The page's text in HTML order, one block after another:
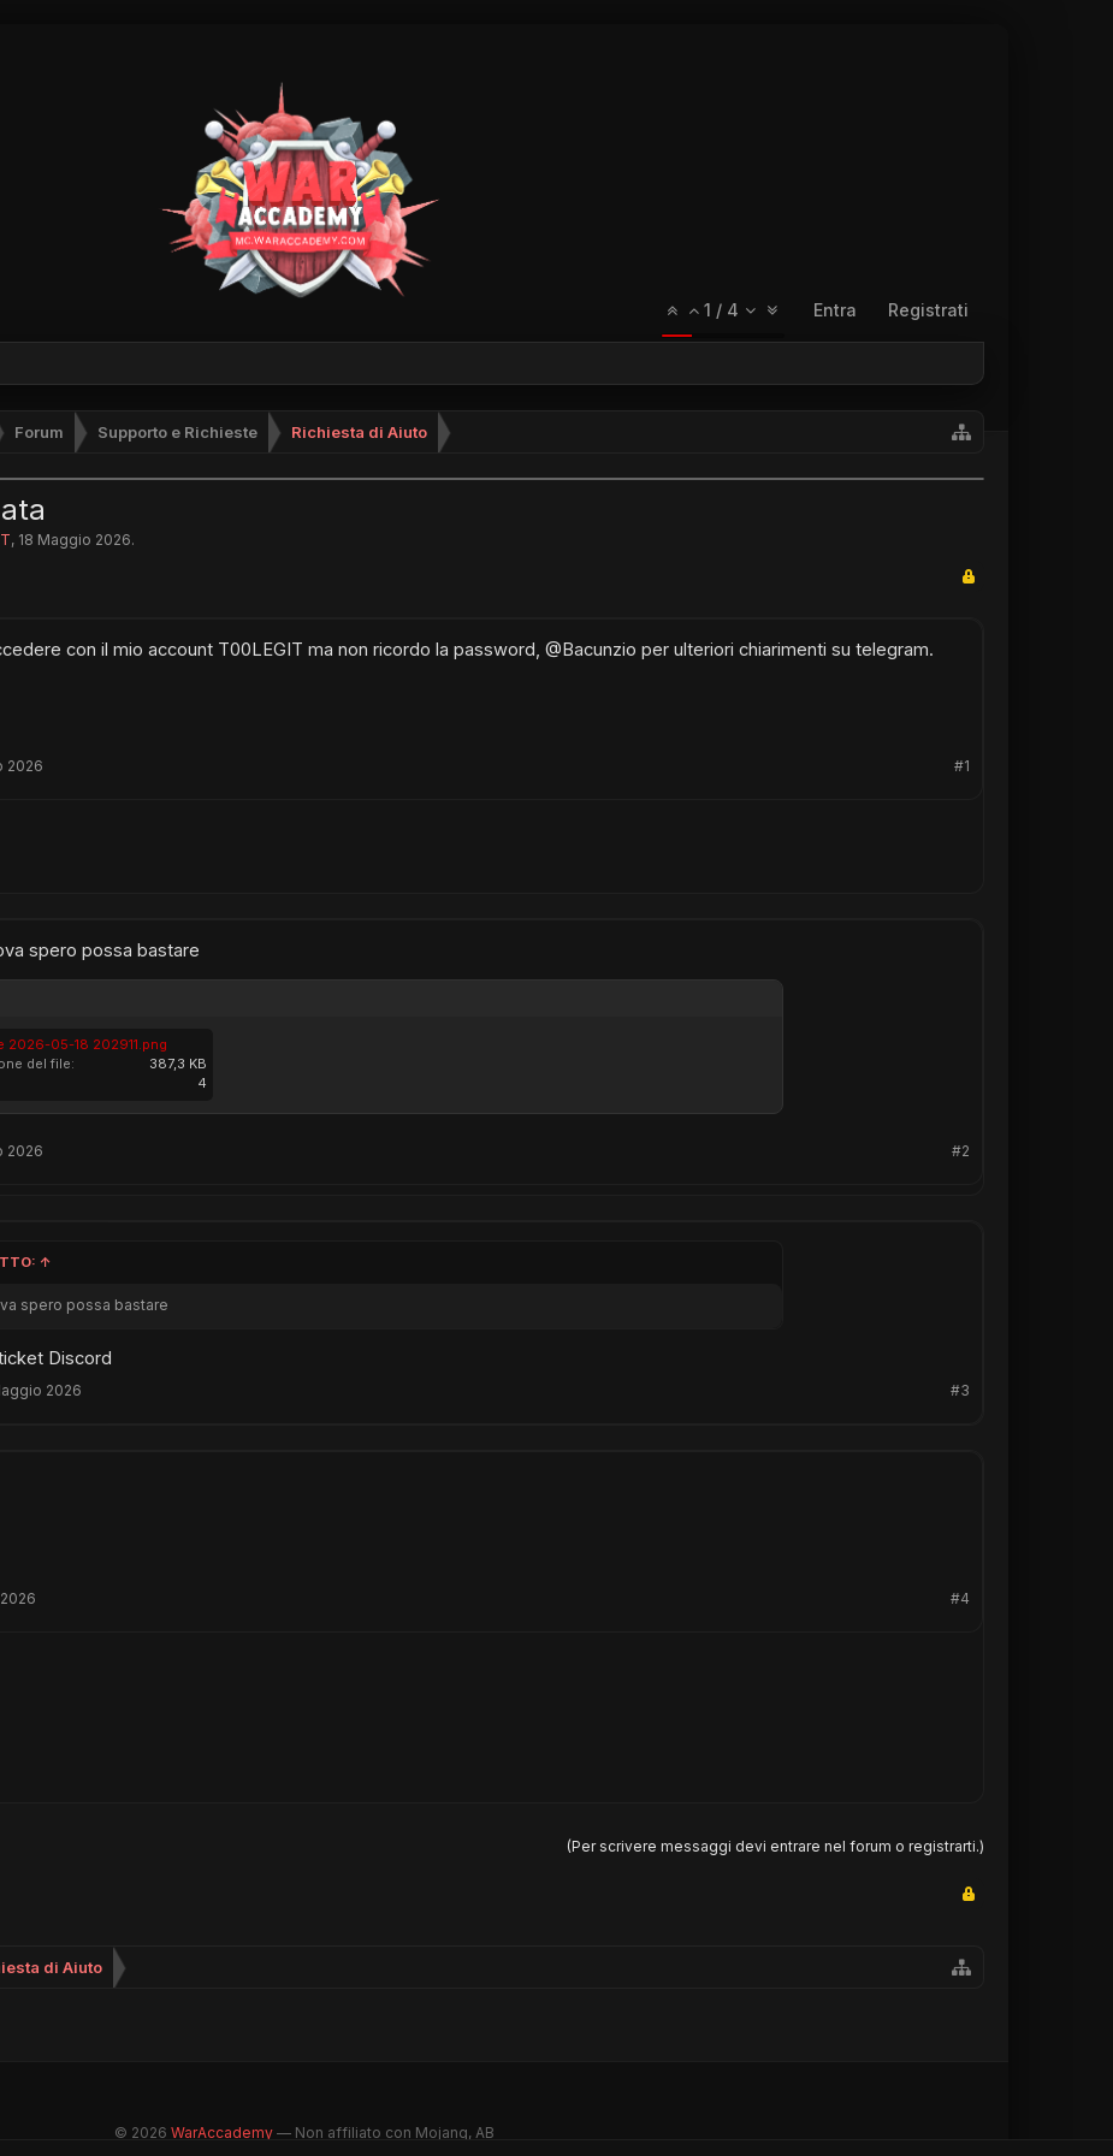
1 / 4 Entra Registrati
Forum Supporto e Richieste Richiesta di Aiuto
, 18 Maggio 2026.
con il mio account T00LEGIT ma non ricordo la password, @Bacunzio per ulteriori chiarimenti su telegram.
#1
2026
spero possa bastare
2026-05-18 202911.png
del file:
387,3 KB
4
#2
2026
↑
spero possa bastare
Discord
#3
2026
#4
(Per scrivere messaggi devi entrare nel forum o registrarti.)
di Aiuto
© 2026 WarAccademy — Non affiliato con Mojang, AB